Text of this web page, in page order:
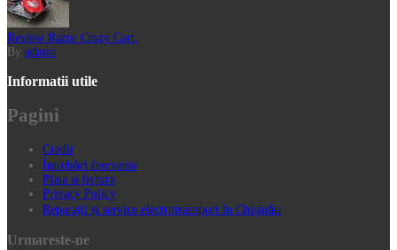
Review Razor Crazy Cart.
By admin
Informatii utile
Pagini
Credit
Întrebări frecvente
Plata si livrare
Privacy Policy
Reparații și service electrotransport în Chișinău
Urmareste-ne